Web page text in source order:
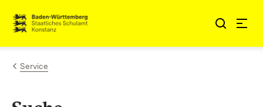
Zum Inhalt springen
Link zur Startseite
Service